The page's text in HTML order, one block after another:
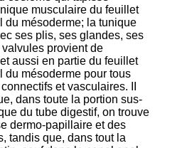
musculaire du feuillet
du mésoderme; la tunique
ses plis, ses glandes, ses
provient de
aussi en partie du feuillet
du mésoderme pour tous
et vasculaires. II
dans toute la portion sus-
du tube digestif, on trouve
dermo-papillaire et des
tandis que, dans tout la